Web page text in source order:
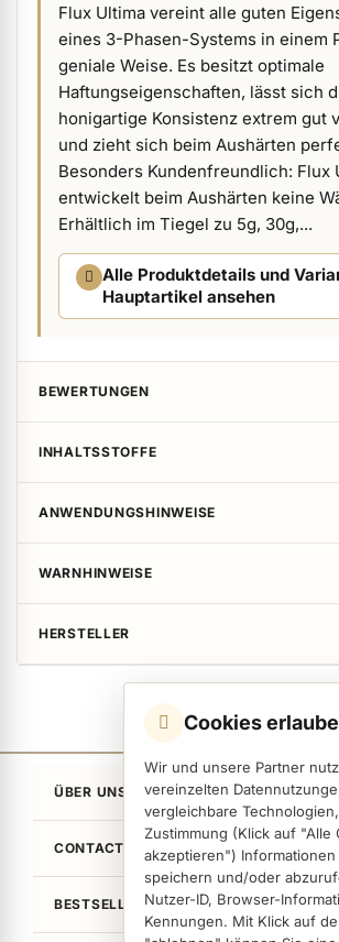
Cookies
Wir und unsere Partner
vereinzelten
vergleichbare
Zustimmung (Klick auf "Alle
akzeptieren")
speichern und/oder
Nutzer-ID, Browser-
Kennungen. Mit Klick auf
Kundenpräsente anzeigen
Flux Ultima vereint alle guten
eines 3-Phasen-Systems in einem
geniale Weise. Es besitzt optimale
Haftungseigenschaften, lässt sich
honigartige Konsistenz extrem gut
und zieht sich beim Aushärten
Besonders Kundenfreundlich: Flux
entwickelt beim Aushärten keine
Erhältlich im Tiegel zu 5g, 30g,...
Alle Produktdetails und
Hauptartikel ansehen
BEWERTUNGEN
INHALTSSTOFFE
ANWENDUNGSHINWEISE
WARNHINWEISE
HERSTELLER
ÜBER UNS
CONTACT
BESTSELLER